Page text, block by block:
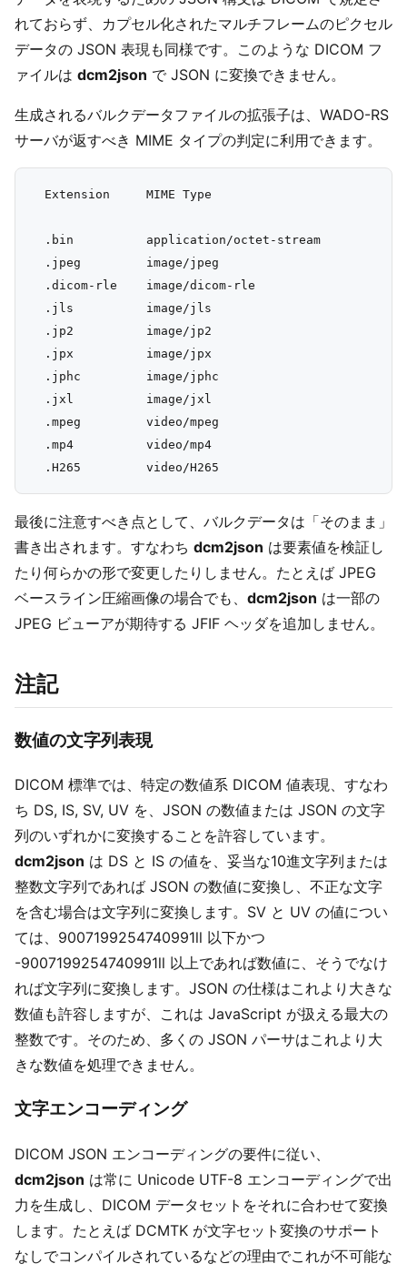
れておらず、カプセル化されたマルチフレームのピクセル
データの JSON 表現も同様です。このような DICOM フ
ァイルは dcm2json で JSON に変換できません。
生成されるバルクデータファイルの拡張子は、WADO-RS
サーバが返すべき MIME タイプの判定に利用できます。
  Extension     MIME Type
  .bin          application/octet-stream
  .jpeg         image/jpeg
  .dicom-rle    image/dicom-rle
  .jls          image/jls
  .jp2          image/jp2
  .jpx          image/jpx
  .jphc         image/jphc
  .jxl          image/jxl
  .mpeg         video/mpeg
  .mp4          video/mp4
最後に注意すべき点として、バルクデータは「そのまま」
書き出されます。すなわち dcm2json は要素値を検証し
たり何らかの形で変更したりしません。たとえば JPEG
ベースライン圧縮画像の場合でも、 dcm2json は一部の
JPEG ビューアが期待する JFIF ヘッダを追加しません。
注記
数値の文字列表現
DICOM 標準では、特定の数値系 DICOM 値表現、すなわ
ち DS, IS, SV, UV を、JSON の数値または JSON の文字
列のいずれかに変換することを許容しています。
dcm2json は DS と IS の値を、妥当な10進文字列または
整数文字列であれば JSON の数値に変換し、不正な文字
を含む場合は文字列に変換します。SV と UV の値につい
ては、9007199254740991ll 以下かつ
-9007199254740991ll 以上であれば数値に、そうでなけ
れば文字列に変換します。JSON の仕様はこれより大きな
数値も許容しますが、これは JavaScript が扱える最大の
整数です。そのため、多くの JSON パーサはこれより大
きな数値を処理できません。
文字エンコーディング
DICOM JSON エンコーディングの要件に従い、
dcm2json は常に Unicode UTF-8 エンコーディングで出
力を生成し、DICOM データセットをそれに合わせて変換
します。たとえば DCMTK が文字セット変換のサポート
なしでコンパイルされているなどの理由でこれが不可能な